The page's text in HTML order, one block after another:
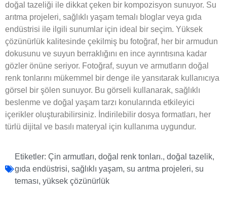
doğal tazeliği ile dikkat çeken bir kompozisyon sunuyor. Su
arıtma projeleri, sağlıklı yaşam temalı bloglar veya gıda
endüstrisi ile ilgili sunumlar için ideal bir seçim. Yüksek
çözünürlük kalitesinde çekilmiş bu fotoğraf, her bir armudun
dokusunu ve suyun berraklığını en ince ayrıntısına kadar
gözler önüne seriyor. Fotoğraf, suyun ve armutların doğal
renk tonlarını mükemmel bir denge ile yansıtarak kullanıcıya
görsel bir şölen sunuyor. Bu görseli kullanarak, sağlıklı
beslenme ve doğal yaşam tarzı konularında etkileyici
içerikler oluşturabilirsiniz. İndirilebilir dosya formatları, her
türlü dijital ve basılı materyal için kullanıma uygundur.
Etiketler: Çin armutları, doğal renk tonları., doğal tazelik,
gıda endüstrisi, sağlıklı yaşam, su arıtma projeleri, su
teması, yüksek çözünürlük